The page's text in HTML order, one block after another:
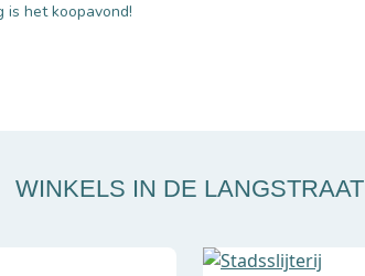
is het koopavond!
WINKELS IN DE LANGSTRAAT